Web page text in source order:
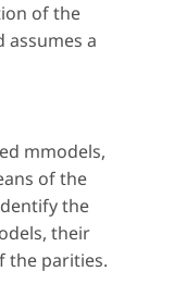
of the
assumes a
mmodels,
of the
the
their
the parities.